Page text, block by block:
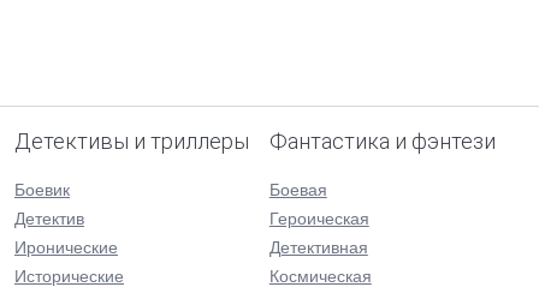
Детективы и триллеры
Боевик
Детектив
Иронические
Исторические
Фантастика и фэнтези
Боевая
Героическая
Детективная
Космическая